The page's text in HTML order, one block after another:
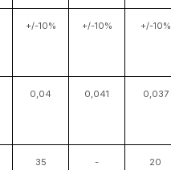
+/-10% +/-10% +/-10%
0,04 0,041 0,037
35 - 20